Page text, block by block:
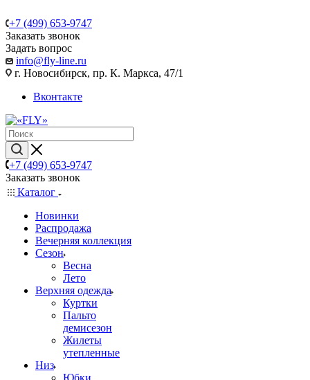
+7 (499) 653-9747
Заказать звонок
Задать вопрос
info@fly-line.ru
г. Новосибирск, пр. К. Маркса, 47/1
Вконтакте
+7 (499) 653-9747
Заказать звонок
Каталог
Новинки
Распродажа
Вечерняя коллекция
Сезон
Весна
Лето
Верхняя одежда
Куртки
Пальто
демисезон
Жилеты
утепленные
Низ
Юбки